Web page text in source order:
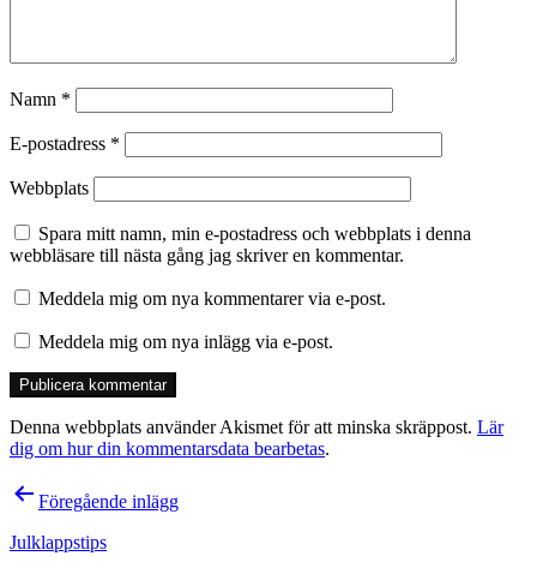
Namn *
E-postadress *
Webbplats
Spara mitt namn, min e-postadress och webbplats i denna
webbläsare till nästa gång jag skriver en kommentar.
Meddela mig om nya kommentarer via e-post.
Meddela mig om nya inlägg via e-post.
Denna webbplats använder Akismet för att minska skräppost. Lär
dig om hur din kommentarsdata bearbetas.
Inläggsnavigering
Föregående inlägg
Julklappstips